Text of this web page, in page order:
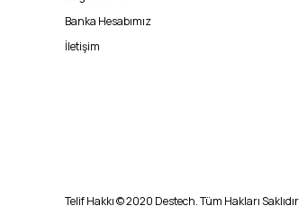
Banka Hesabımız
İletişim
Telif Hakkı © 2020 Destech. Tüm Hakları Saklıdır